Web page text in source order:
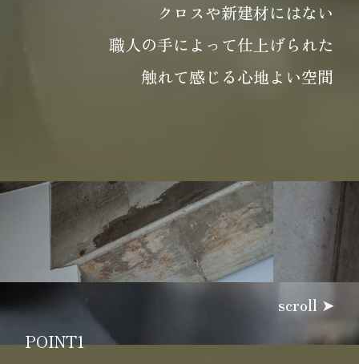
クロスや新建材にはない
職人の手によって仕上げられた
触れて感じる心地よい空間
scroll
POINT1